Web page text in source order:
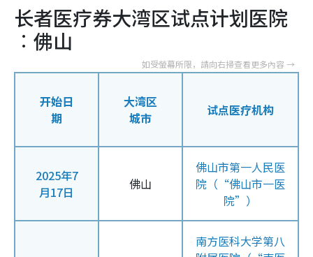
长者医疗券大湾区试点计划医院
︰佛山
开始日
期
大湾区
城市
试点医疗机构
2025年7
月17日
佛山
佛山市第一人民医
院（“佛山市一医
院”）
南方医科大学第八